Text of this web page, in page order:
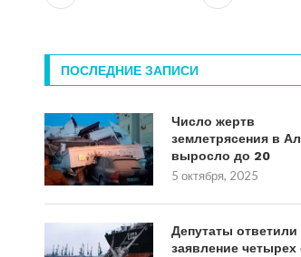
ПОСЛЕДНИЕ ЗАПИСИ
Число жертв
землетрясения в
выросло до 20
5 октября, 2025
Депутаты ответили
заявление четырех